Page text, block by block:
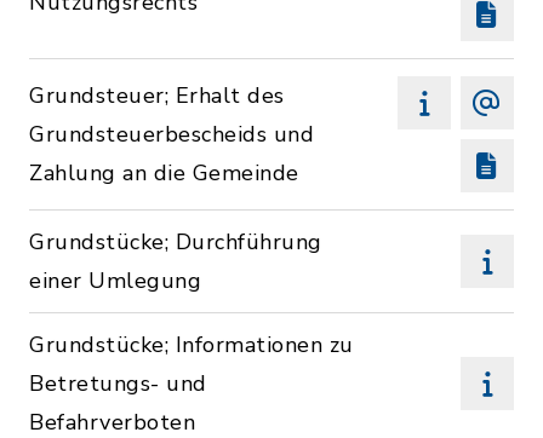
Grundsteuer; Erhalt des
Grundsteuerbescheids und
Zahlung an die Gemeinde
Grundstücke; Durchführung
einer Umlegung
Grundstücke; Informationen zu
Betretungs- und
Befahrverboten